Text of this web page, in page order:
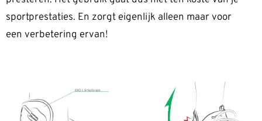
sportprestaties. En zorgt eigenlijk alleen maar voor
een verbetering ervan!